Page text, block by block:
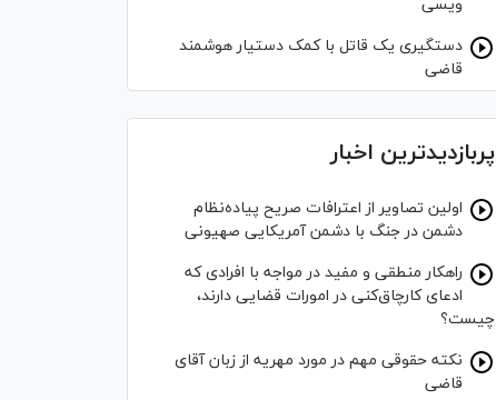
ویسی
دستگیری یک قاتل با کمک دستیار هوشمند
قاضی
پربازدیدترین اخبار
اولین تصاویر از اعترافات صریح پیاده‌نظام‌
دشمن در جنگ با دشمن آمریکایی صهیونی
راهکار منطقی و مفید در مواجه با افرادی که
ادعای کارچاق‌کنی در امورات قضایی دارند،
چیست؟
نکته حقوقی مهم در مورد مهریه از زبان آقای
قاضی